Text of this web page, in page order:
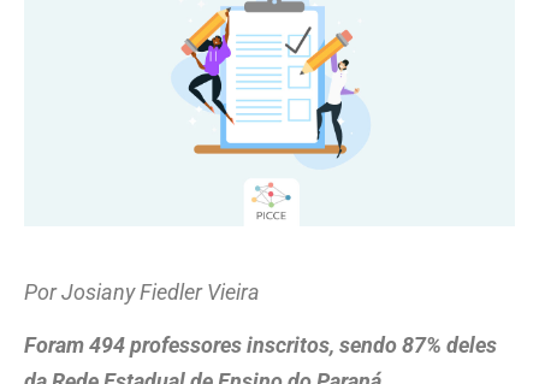
Por Josiany Fiedler Vieira
Foram 494 professores inscritos, sendo 87% deles